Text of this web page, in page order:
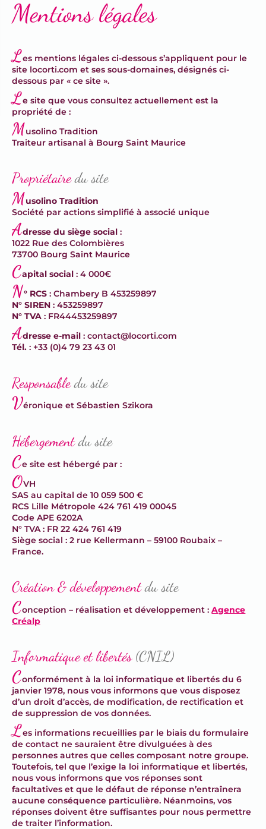
Mentions légales
Les mentions légales ci-dessous s’appliquent pour le
site locorti.com et ses sous-domaines, désignés ci-
dessous par « ce site ».
Le site que vous consultez actuellement est la
propriété de :
Musolino Tradition
Traiteur artisanal à Bourg Saint Maurice
Propriétairedu site
Musolino Tradition
Société par actions simplifié à associé unique
Adresse du siège social :
1022 Rue des Colombières
73700 Bourg Saint Maurice
Capital social : 4 000€
N° RCS : Chambery B 453259897
N° SIREN : 453259897
N° TVA : FR44453259897
Adresse e-mail : contact@locorti.com
Tél. : +33 (0)4 79 23 43 01
Responsabledu site
Véronique et Sébastien Szikora
Hébergementdu site
Ce site est hébergé par :
OVH
SAS au capital de 10 059 500 €
RCS Lille Métropole 424 761 419 00045
Code APE 6202A
N° TVA : FR 22 424 761 419
Siège social : 2 rue Kellermann – 59100 Roubaix –
France.
Création & développementdu site
Conception – réalisation et développement :Agence
Créalp
Informatique et libertés(CNIL)
Conformément à la loi informatique et libertés du 6
janvier 1978, nous vous informons que vous disposez
d’un droit d’accès, de modification, de rectification et
de suppression de vos données.
Les informations recueillies par le biais du formulaire
de contact ne sauraient être divulguées à des
personnes autres que celles composant notre groupe.
Toutefois, tel que l’exige la loi informatique et libertés,
nous vous informons que vos réponses sont
facultatives et que le défaut de réponse n’entraînera
aucune conséquence particulière. Néanmoins, vos
réponses doivent être suffisantes pour nous permettre
de traiter l’information.